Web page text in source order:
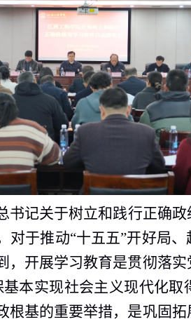
书记关于树立和践行正确
对于推动“十五五”开好局
，开展学习教育是贯彻落
本实现社会主义现代化取
基的重要举措，是巩固拓